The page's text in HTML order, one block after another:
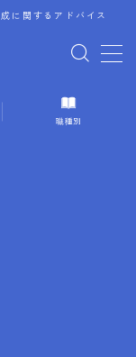
に関するアドバイス
職種別